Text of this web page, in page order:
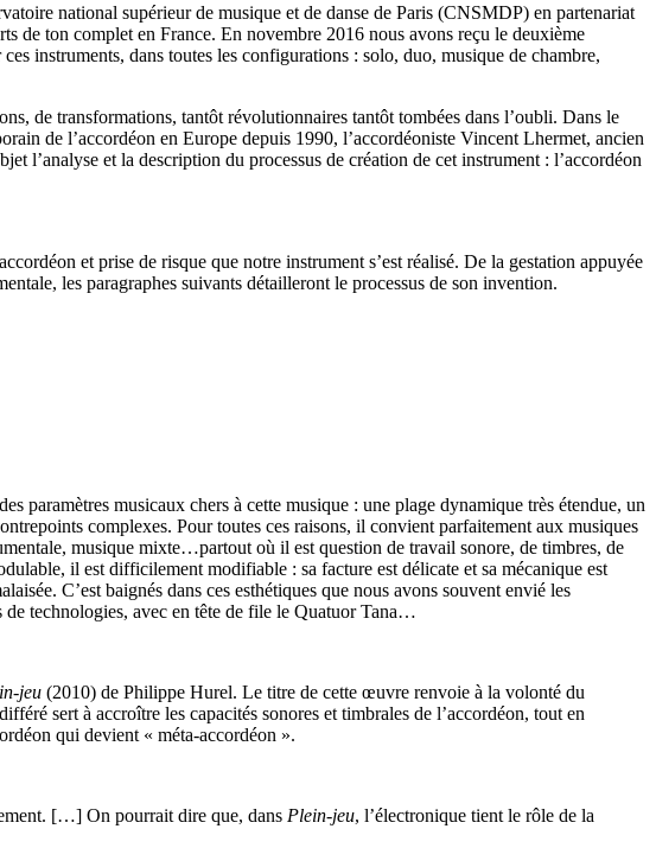
national supérieur de musique et de danse de Paris (CNSMDP) en partenariat
de ton complet en France. En novembre 2016 nous avons reçu le deuxième
instruments, dans toutes les configurations : solo, duo, musique de chambre,
de transformations, tantôt révolutionnaires tantôt tombées dans l’oubli. Dans le
de l’accordéon en Europe depuis 1990, l’accordéoniste Vincent Lhermet, ancien
l’analyse et la description du processus de création de cet instrument : l’accordéon
et prise de risque que notre instrument s’est réalisé. De la gestation appuyée
les paragraphes suivants détailleront le processus de son invention.
paramètres musicaux chers à cette musique : une plage dynamique très étendue, un
complexes. Pour toutes ces raisons, il convient parfaitement aux musiques
musique mixte…partout où il est question de travail sonore, de timbres, de
il est difficilement modifiable : sa facture est délicate et sa mécanique est
C’est baignés dans ces esthétiques que nous avons souvent envié les
de technologies, avec en tête de file le Quatuor Tana…
jeu (2010) de Philippe Hurel. Le titre de cette œuvre renvoie à la volonté du
sert à accroître les capacités sonores et timbrales de l’accordéon, tout en
qui devient « méta-accordéon ».
[…] On pourrait dire que, dans Plein-jeu, l’électronique tient le rôle de la